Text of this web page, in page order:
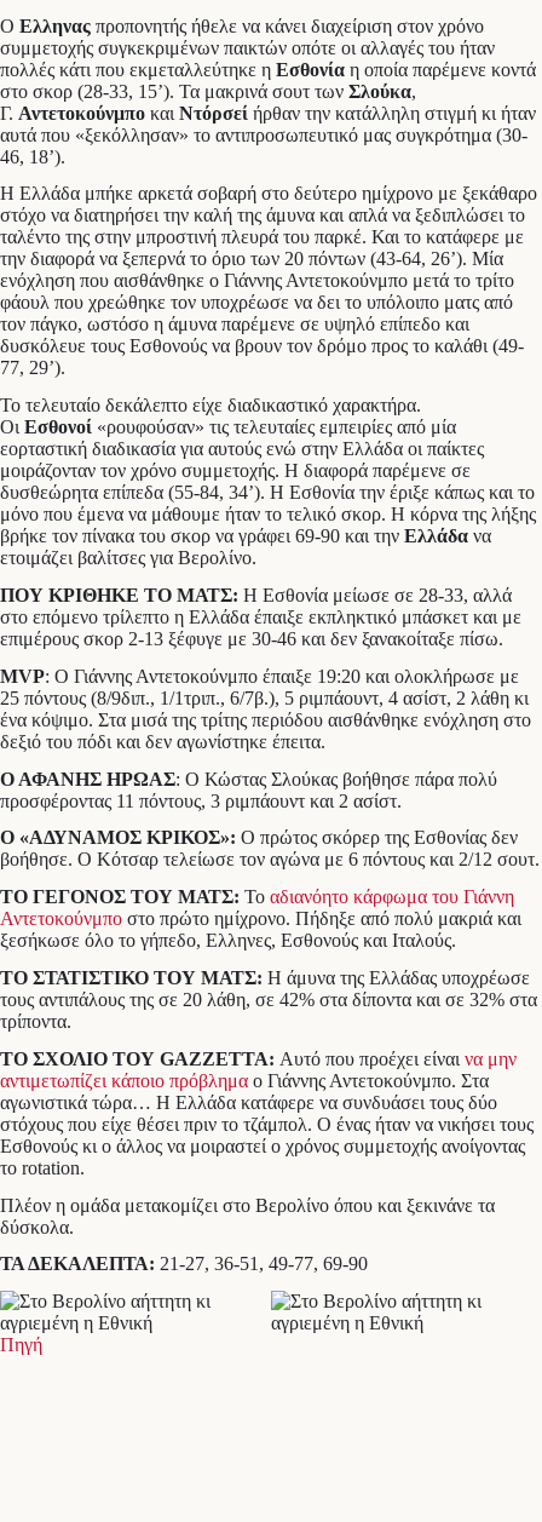
Ο Ελληνας προπονητής ήθελε να κάνει διαχείριση στον χρόνο
συμμετοχής συγκεκριμένων παικτών οπότε οι αλλαγές του ήταν
πολλές κάτι που εκμεταλλεύτηκε η Εσθονία η οποία παρέμενε κοντά
στο σκορ (28-33, 15’). Τα μακρινά σουτ των Σλούκα,
Γ. Αντετοκούνμπο και Ντόρσεί ήρθαν την κατάλληλη στιγμή κι ήταν
αυτά που «ξεκόλλησαν» το αντιπροσωπευτικό μας συγκρότημα (30-
46, 18’).
Η Ελλάδα μπήκε αρκετά σοβαρή στο δεύτερο ημίχρονο με ξεκάθαρο
στόχο να διατηρήσει την καλή της άμυνα και απλά να ξεδιπλώσει το
ταλέντο της στην μπροστινή πλευρά του παρκέ. Και το κατάφερε με
την διαφορά να ξεπερνά το όριο των 20 πόντων (43-64, 26’). Μία
ενόχληση που αισθάνθηκε ο Γιάννης Αντετοκούνμπο μετά το τρίτο
φάουλ που χρεώθηκε τον υποχρέωσε να δει το υπόλοιπο ματς από
τον πάγκο, ωστόσο η άμυνα παρέμενε σε υψηλό επίπεδο και
δυσκόλευε τους Εσθονούς να βρουν τον δρόμο προς το καλάθι (49-
77, 29’).
Το τελευταίο δεκάλεπτο είχε διαδικαστικό χαρακτήρα.
Οι Εσθονοί «ρουφούσαν» τις τελευταίες εμπειρίες από μία
εορταστική διαδικασία για αυτούς ενώ στην Ελλάδα οι παίκτες
μοιράζονταν τον χρόνο συμμετοχής. Η διαφορά παρέμενε σε
δυσθεώρητα επίπεδα (55-84, 34’). Η Εσθονία την έριξε κάπως και το
μόνο που έμενα να μάθουμε ήταν το τελικό σκορ. Η κόρνα της λήξης
βρήκε τον πίνακα του σκορ να γράφει 69-90 και την Ελλάδα να
ετοιμάζει βαλίτσες για Βερολίνο.
ΠΟΥ ΚΡΙΘΗΚΕ ΤΟ ΜΑΤΣ: Η Εσθονία μείωσε σε 28-33, αλλά
στο επόμενο τρίλεπτο η Ελλάδα έπαιξε εκπληκτικό μπάσκετ και με
επιμέρους σκορ 2-13 ξέφυγε με 30-46 και δεν ξανακοίταξε πίσω.
MVP: Ο Γιάννης Αντετοκούνμπο έπαιξε 19:20 και ολοκλήρωσε με
25 πόντους (8/9διπ., 1/1τριπ., 6/7β.), 5 ριμπάουντ, 4 ασίστ, 2 λάθη κι
ένα κόψιμο. Στα μισά της τρίτης περιόδου αισθάνθηκε ενόχληση στο
δεξιό του πόδι και δεν αγωνίστηκε έπειτα.
Ο ΑΦΑΝΗΣ ΗΡΩΑΣ: Ο Κώστας Σλούκας βοήθησε πάρα πολύ
προσφέροντας 11 πόντους, 3 ριμπάουντ και 2 ασίστ.
Ο «ΑΔΥΝΑΜΟΣ ΚΡΙΚΟΣ»: Ο πρώτος σκόρερ της Εσθονίας δεν
βοήθησε. Ο Κότσαρ τελείωσε τον αγώνα με 6 πόντους και 2/12 σουτ.
ΤΟ ΓΕΓΟΝΟΣ ΤΟΥ ΜΑΤΣ: Το αδιανόητο κάρφωμα του Γιάννη
Αντετοκούνμπο στο πρώτο ημίχρονο. Πήδηξε από πολύ μακριά και
ξεσήκωσε όλο το γήπεδο, Ελληνες, Εσθονούς και Ιταλούς.
ΤΟ ΣΤΑΤΙΣΤΙΚΟ ΤΟΥ ΜΑΤΣ: Η άμυνα της Ελλάδας υποχρέωσε
τους αντιπάλους της σε 20 λάθη, σε 42% στα δίποντα και σε 32% στα
τρίποντα.
ΤΟ ΣΧΟΛΙΟ ΤΟΥ GAZZETTA: Αυτό που προέχει είναι να μην
αντιμετωπίζει κάποιο πρόβλημα ο Γιάννης Αντετοκούνμπο. Στα
αγωνιστικά τώρα… Η Ελλάδα κατάφερε να συνδυάσει τους δύο
στόχους που είχε θέσει πριν το τζάμπολ. Ο ένας ήταν να νικήσει τους
Εσθονούς κι ο άλλος να μοιραστεί ο χρόνος συμμετοχής ανοίγοντας
το rotation.
Πλέον η ομάδα μετακομίζει στο Βερολίνο όπου και ξεκινάνε τα
δύσκολα.
ΤΑ ΔΕΚΑΛΕΠΤΑ: 21-27, 36-51, 49-77, 69-90
Πηγή